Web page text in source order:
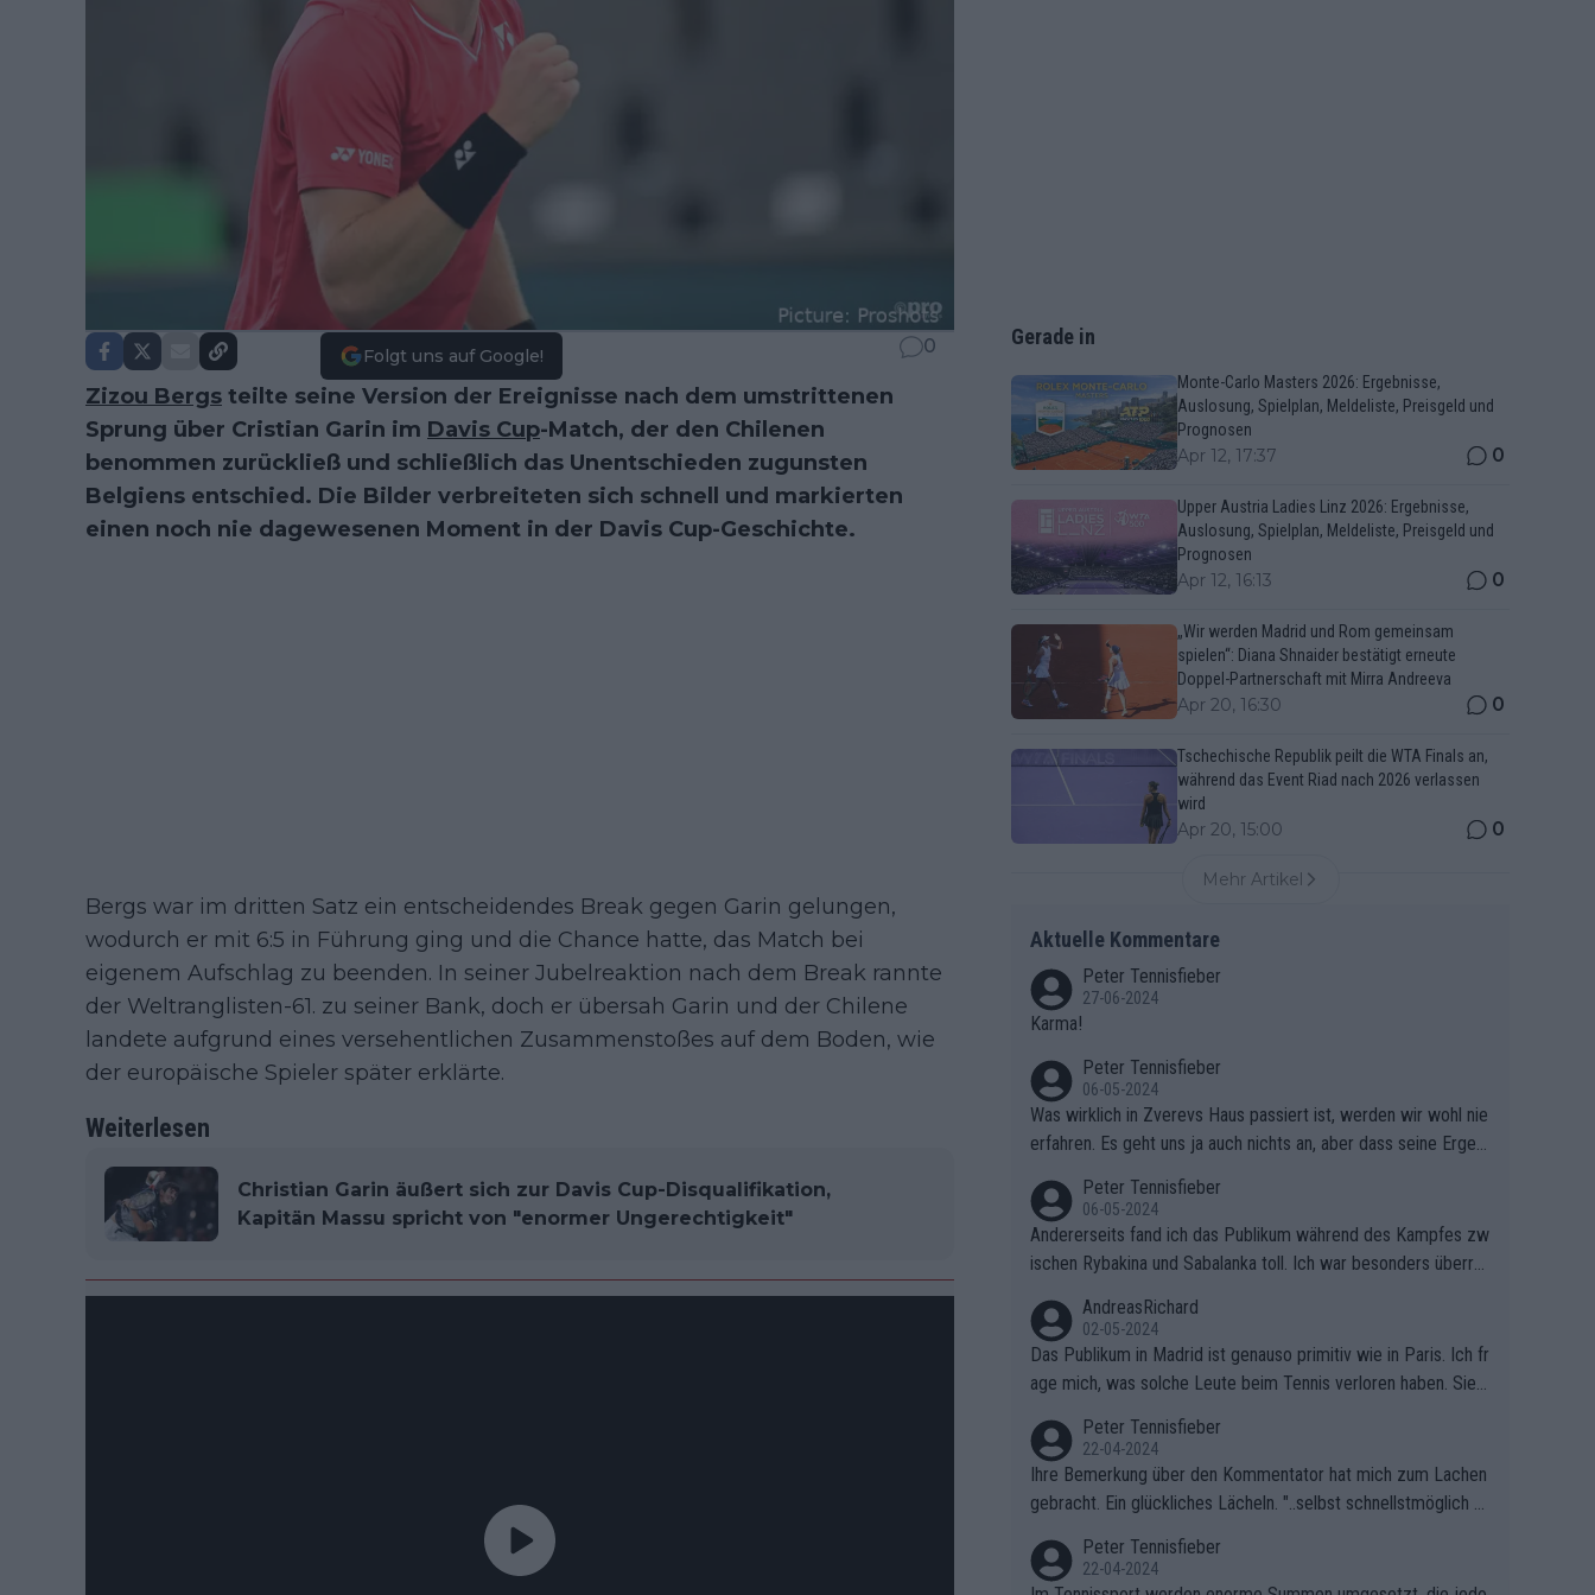
Folgt uns auf Google! 0
Zizou Bergs teilte seine Version der Ereignisse nach dem umstrittenen
Sprung über Cristian Garin im Davis Cup-Match, der den Chilenen
benommen zurückließ und schließlich das Unentschieden zugunsten
Belgiens entschied. Die Bilder verbreiteten sich schnell und markierten
einen noch nie dagewesenen Moment in der Davis Cup-Geschichte.
Bergs war im dritten Satz ein entscheidendes Break gegen Garin gelungen,
wodurch er mit 6:5 in Führung ging und die Chance hatte, das Match bei
eigenem Aufschlag zu beenden. In seiner Jubelreaktion nach dem Break rannte
der Weltranglisten-61. zu seiner Bank, doch er übersah Garin und der Chilene
landete aufgrund eines versehentlichen Zusammenstoßes auf dem Boden, wie
der europäische Spieler später erklärte.
Weiterlesen
Christian Garin äußert sich zur Davis Cup-Disqualifikation,
Kapitän Massu spricht von "enormer Ungerechtigkeit"
Gerade in
Monte-Carlo Masters 2026: Ergebnisse,
Auslosung, Spielplan, Meldeliste, Preisgeld und
Prognosen
Apr 12, 17:37 0
Upper Austria Ladies Linz 2026: Ergebnisse,
Auslosung, Spielplan, Meldeliste, Preisgeld und
Prognosen
Apr 12, 16:13 0
„Wir werden Madrid und Rom gemeinsam
spielen“: Diana Shnaider bestätigt erneute
Doppel-Partnerschaft mit Mirra Andreeva
Apr 20, 16:30 0
Tschechische Republik peilt die WTA Finals an,
während das Event Riad nach 2026 verlassen
wird
Apr 20, 15:00 0
Mehr Artikel
Aktuelle Kommentare
Peter Tennisfieber
27-06-2024
Karma!
Peter Tennisfieber
06-05-2024
Was wirklich in Zverevs Haus passiert ist, werden wir wohl nie
erfahren. Es geht uns ja auch nichts an, aber dass seine Ergeb
Peter Tennisfieber
06-05-2024
Andererseits fand ich das Publikum während des Kampfes zw
ischen Rybakina und Sabalanka toll. Ich war besonders überras
AndreasRichard
02-05-2024
Das Publikum in Madrid ist genauso primitiv wie in Paris. Ich fr
age mich, was solche Leute beim Tennis verloren haben. Sie s
ben.
Peter Tennisfieber
22-04-2024
Ihre Bemerkung über den Kommentator hat mich zum Lachen
gebracht. Ein glückliches Lächeln. "..selbst schnellstmöglich na
Peter Tennisfieber
22-04-2024